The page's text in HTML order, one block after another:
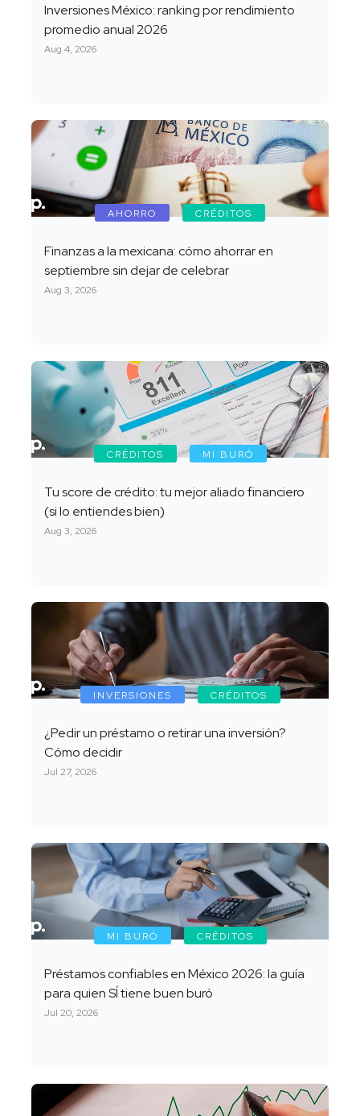
Inversiones México: ranking por rendimiento
promedio anual 2026
Aug 4, 2026
AHORRO CRÉDITOS
Finanzas a la mexicana: cómo ahorrar en
septiembre sin dejar de celebrar
Aug 3, 2026
CRÉDITOS MI BURÓ
Tu score de crédito: tu mejor aliado financiero
(si lo entiendes bien)
Aug 3, 2026
INVERSIONES CRÉDITOS
¿Pedir un préstamo o retirar una inversión?
Cómo decidir
Jul 27, 2026
MI BURÓ CRÉDITOS
Préstamos confiables en México 2026: la guía
para quien SÍ tiene buen buró
Jul 20, 2026